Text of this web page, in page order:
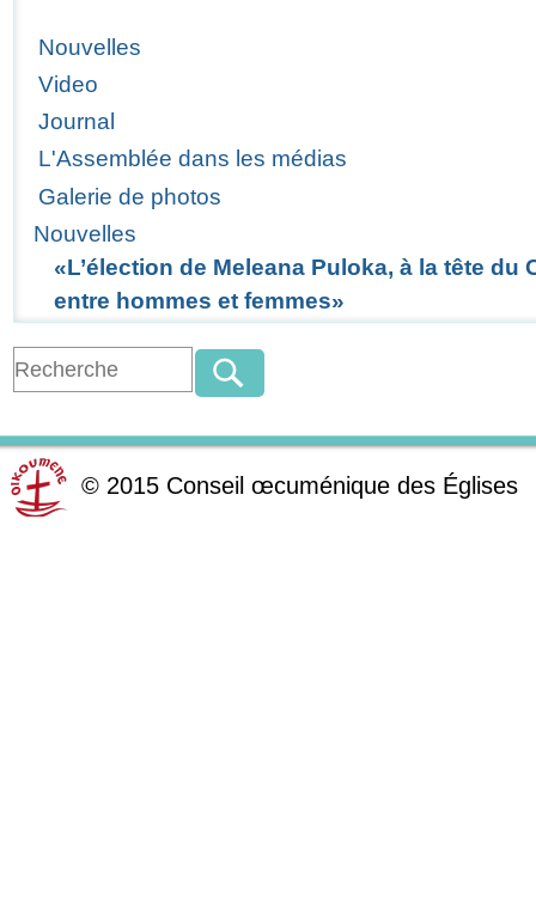
Nouvelles
Video
Journal
L'Assemblée dans les médias
Galerie de photos
Nouvelles
«L’élection de Meleana Puloka, à la tête
entre hommes et femmes»
© 2015 Conseil œcuménique des Églises